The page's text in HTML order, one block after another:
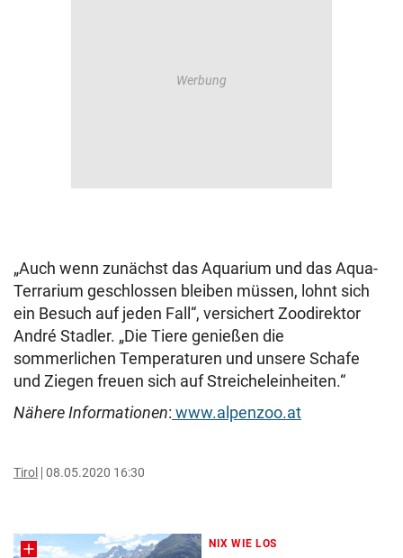
„Auch wenn zunächst das Aquarium und das Aqua-
Terrarium geschlossen bleiben müssen, lohnt sich
ein Besuch auf jeden Fall“, versichert Zoodirektor
André Stadler. „Die Tiere genießen die
sommerlichen Temperaturen und unsere Schafe
und Ziegen freuen sich auf Streicheleinheiten.“
Nähere Informationen: www.alpenzoo.at
Tirol 08.05.2020 16:30
NIX WIE LOS